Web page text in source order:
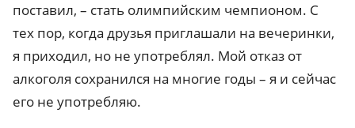
поставил, – стать олимпийским чемпионом. С
тех пор, когда друзья приглашали на вечеринки,
я приходил, но не употреблял. Мой отказ от
алкоголя сохранился на многие годы – я и сейчас
его не употребляю.